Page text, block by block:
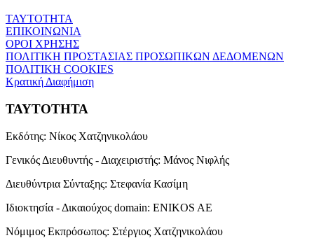
ΤΑΥΤΟΤΗΤΑ
ΕΠΙΚΟΙΝΩΝΙΑ
ΟΡΟΙ ΧΡΗΣΗΣ
ΠΟΛΙΤΙΚΗ ΠΡΟΣΤΑΣΙΑΣ ΠΡΟΣΩΠΙΚΩΝ ΔΕΔΟΜΕΝΩΝ
ΠΟΛΙΤΙΚΗ COOKIES
Κρατική Διαφήμιση
ΤΑΥΤΟΤΗΤΑ
Εκδότης: Νίκος Χατζηνικολάου
Γενικός Διευθυντής - Διαχειριστής: Μάνος Νιφλής
Διευθύντρια Σύνταξης: Στεφανία Κασίμη
Ιδιοκτησία - Δικαιούχος domain: ENIKOS AE
Νόμιμος Εκπρόσωπος: Στέργιος Χατζηνικολάου